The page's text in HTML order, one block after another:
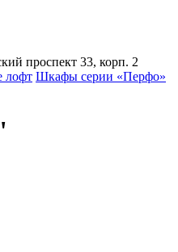
проспект 33, корп. 2
лофт Шкафы серии «Перфо»